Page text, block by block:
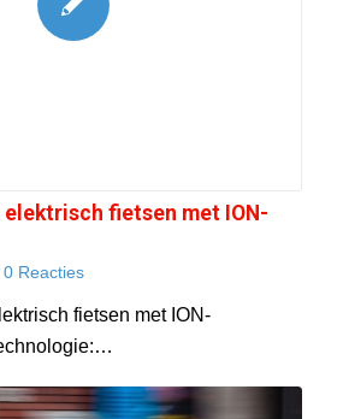
elektrisch fietsen met ION-
0 Reacties
fietsen met ION-